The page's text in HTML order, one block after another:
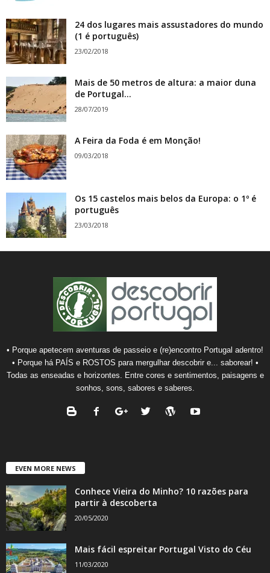
24 dos lugares mais assustadores do mundo
(1 é português)
23/02/2018
Mais de 50 metros de altura: a maior duna
de Portugal...
28/07/2019
A Feira da Foda é em Monção!
09/03/2018
Os 15 castelos mais belos da Europa: o 1º é
português
23/03/2018
• Porque apetecem aventuras de passeio e (re)encontro Portugal adentro!
• Porque há PAÍS e ROSTOS para mergulhar descobrir e... saborear! •
Todas as enseadas e horizontes. Entre cores e sentimentos, paisagens e
sonhos, sons, sabores e saberes.
EVEN MORE NEWS
Conhece Vieira do Minho? 10 razões para
partir à descoberta
20/05/2020
Mais fácil espreitar Portugal Visto do Céu
11/03/2020